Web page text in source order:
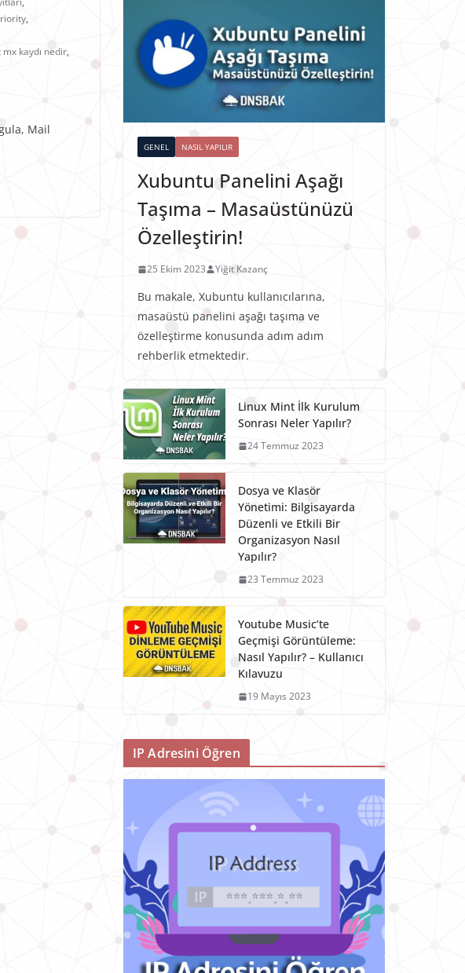
,
kaydı nedir,
Mail
GENEL NASIL YAPILIR
Xubuntu Panelini Aşağı
Taşıma – Masaüstünüzü
Özelleştirin!
25 Ekim 2023 Yiğit Kazanç
Bu makale, Xubuntu kullanıcılarına,
masaüstü panelini aşağı taşıma ve
özelleştirme konusunda adım adım
rehberlik etmektedir.
Linux Mint İlk Kurulum
Sonrası Neler Yapılır?
24 Temmuz 2023
Dosya ve Klasör
Yönetimi: Bilgisayarda
Düzenli ve Etkili Bir
Organizasyon Nasıl
Yapılır?
23 Temmuz 2023
Youtube Music’te
Geçmişi Görüntüleme:
Nasıl Yapılır? – Kullanıcı
Kılavuzu
19 Mayıs 2023
IP Adresini Öğren